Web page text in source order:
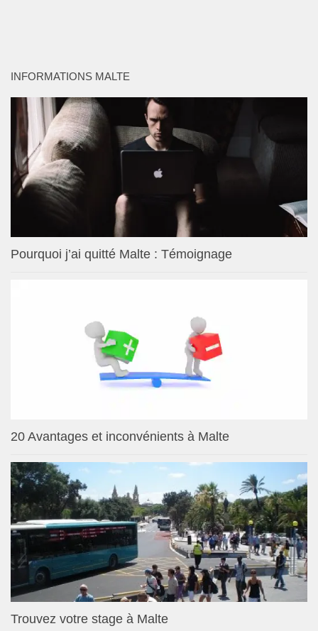
INFORMATIONS MALTE
Pourquoi j’ai quitté Malte : Témoignage
20 Avantages et inconvénients à Malte
Trouvez votre stage à Malte